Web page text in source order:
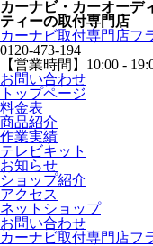
カーナビ・カーオーデ
ティーの取付専門店
カーナビ取付専⾨店フ
0120-473-194
【営業時間】 10:00 -
お問い合わせ
トップページ
料金表
商品紹介
作業実績
テレビキット
お知らせ
ショップ紹介
アクセス
ネットショップ
お問い合わせ
カーナビ取付専⾨店フ